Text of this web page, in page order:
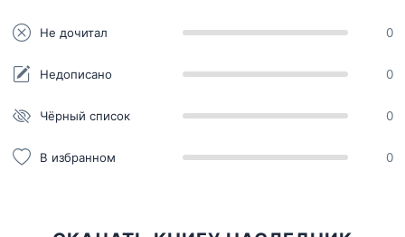
Не дочитал 0
Недописано 0
Чёрный список 0
В избранном 0